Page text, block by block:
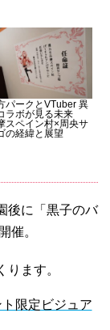
パークとVTuber 異
ラボが見る未来
スペイン村×周央サ
の経緯と展望
後に「黒子のバ
催。
ます。
限定ビジュア